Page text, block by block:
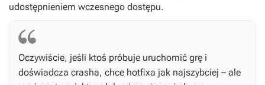
udostępnieniem wczesnego dostępu.
Oczywiście, jeśli ktoś próbuje uruchomić grę i
doświadcza crasha, chce hotfixa jak najszybciej – ale